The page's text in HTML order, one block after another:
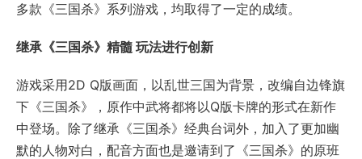
多款《三国杀》系列游戏，均取得了一定的成绩。
继承《三国杀》精髓 玩法进行创新
游戏采用2D Q版画面，以乱世三国为背景，改编自边锋旗
下《三国杀》，原作中武将都将以Q版卡牌的形式在新作
中登场。除了继承《三国杀》经典台词外，加入了更加幽
默的人物对白，配音方面也是邀请到了《三国杀》的原班